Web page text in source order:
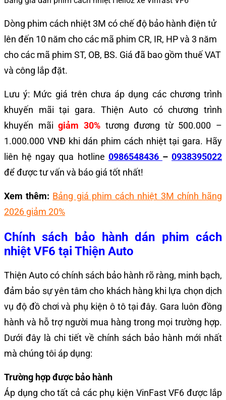
Dòng phim cách nhiệt 3M có chế độ bảo hành điện tử
lên đến 10 năm cho các mã phim CR, IR, HP và 3 năm
cho các mã phim ST, OB, BS. Giá đã bao gồm thuế VAT
và công lắp đặt.
Lưu ý: Mức giá trên chưa áp dụng các chương trình
khuyến mãi tại gara. Thiện Auto có chương trình
khuyến mãigiảm 30%tương đương từ 500.000 –
1.000.000 VNĐ khi dán phim cách nhiệt tại gara. Hãy
liên hệ ngay qua hotline 0986548436 –0938395022
để được tư vấn và báo giá tốt nhất!
Xem thêm: Bảng giá phim cách nhiệt 3M chính hãng
2026 giảm 20%
Chính sách bảo hành dán phim cách
nhiệt VF6 tại Thiện Auto
Thiện Auto có chính sách bảo hành rõ ràng, minh bạch,
đảm bảo sự yên tâm cho khách hàng khi lựa chọn dịch
vụ độ đồ chơi và phụ kiện ô tô tại đây. Gara luôn đồng
hành và hỗ trợ người mua hàng trong mọi trường hợp.
Dưới đây là chi tiết về chính sách bảo hành mới nhất
mà chúng tôi áp dụng:
Trường hợp được bảo hành
Áp dụng cho tất cả các phụ kiện VinFast VF6 được lắp